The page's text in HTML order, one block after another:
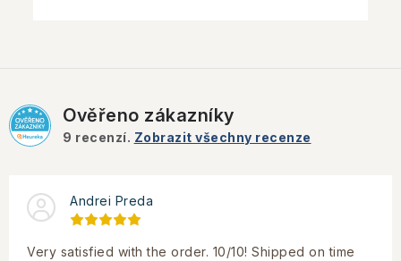
Ověřeno zákazníky
9 recenzí. Zobrazit všechny recenze
Andrei Preda
Very satisfied with the order. 10/10! Shipped on time